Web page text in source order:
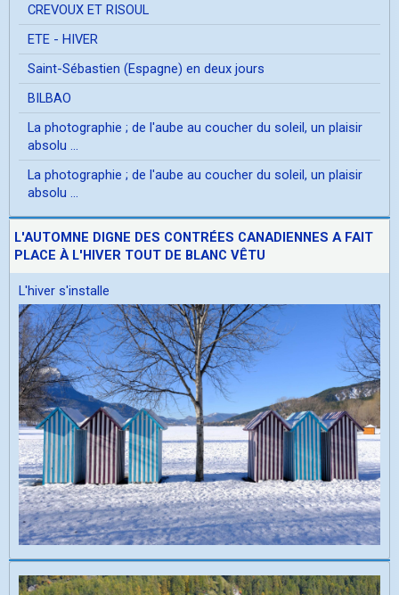
CREVOUX ET RISOUL
ETE - HIVER
Saint-Sébastien (Espagne) en deux jours
BILBAO
La photographie ; de l'aube au coucher du soleil, un plaisir
absolu ...
La photographie ; de l'aube au coucher du soleil, un plaisir
absolu ...
L'AUTOMNE DIGNE DES CONTRÉES CANADIENNES A FAIT
PLACE À L'HIVER TOUT DE BLANC VÊTU
L'hiver s'installe